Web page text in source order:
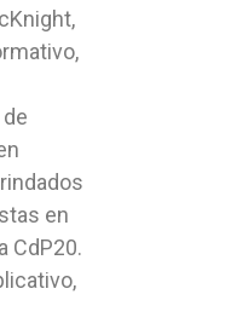
en
CdP20.